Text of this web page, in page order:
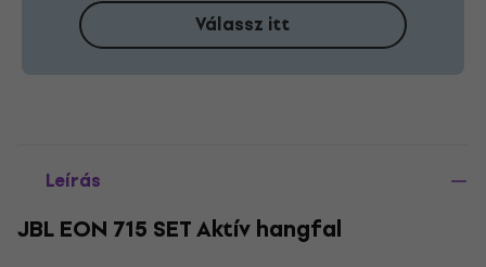
Válassz itt
Leírás
JBL EON 715 SET Aktív hangfal